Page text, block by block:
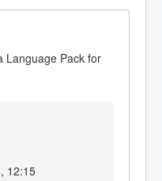
Language Pack for
12:15